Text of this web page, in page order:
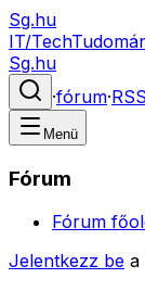
Sg.hu
IT/Tech
Sg.hu
·fórum·RSS
Menü
Fórum
Fórum
Jelentkezz be a